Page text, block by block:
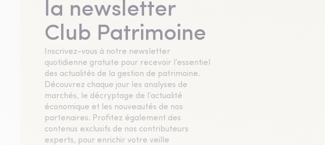
la newsletter
Club Patrimoine
Inscrivez-vous à notre newsletter
quotidienne gratuite pour recevoir l’essentiel
des actualités de la gestion de patrimoine.
Découvrez chaque jour les analyses de
marchés, le décryptage de l’actualité
économique et les nouveautés de nos
partenaires. Profitez également des
contenus exclusifs de nos contributeurs
experts, pour enrichir votre veille